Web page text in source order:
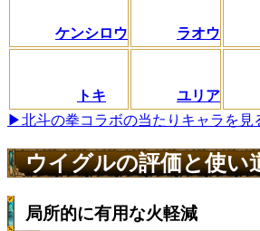
ケンシロウ ラオウ
トキ ユリア
▶北斗の拳コラボの当たりキャラを見
ウイグルの評価と使い
局所的に有用な火軽減